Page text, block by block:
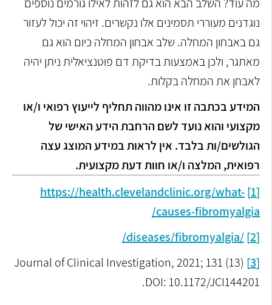
נוגדנים מעוררי תסמינים אלו נקשרים. זיהוי זה יכול לעזור
גם באבחון המחלה. שלב אבחון המחלה כיום הוא גם
מאתגר, ולכן באמצעות בדיקת דם פוטנציאלית ניתן יהיה
לאבחן את המחלה בקלות.
המידע בכתבה זו אינו מהווה תחליף לייעוץ רפואי ו/או
מקצועי והוא נועד לשם הרחבת הידע האישי של
הגולשים/ות בלבד. אין לראות במידע המוצג עצה
רפואית, המלצה ו/או חוות דעת מקצועית.
[1]
https://health.clevelandclinic.org/what-
causes-fibromyalgia/
[2]
/diseases/fibromyalgia/
[3]
Journal of Clinical Investigation, 2021; 131 (13)
DOI: 10.1172/JCI144201.